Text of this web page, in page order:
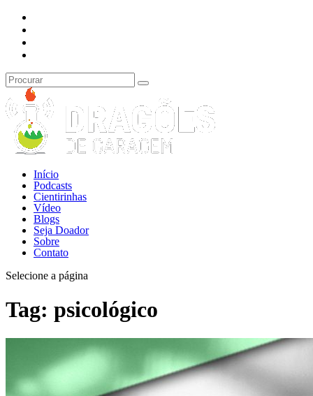
Início
Podcasts
Cientirinhas
Vídeo
Blogs
Seja Doador
Sobre
Contato
Selecione a página
Tag: psicológico